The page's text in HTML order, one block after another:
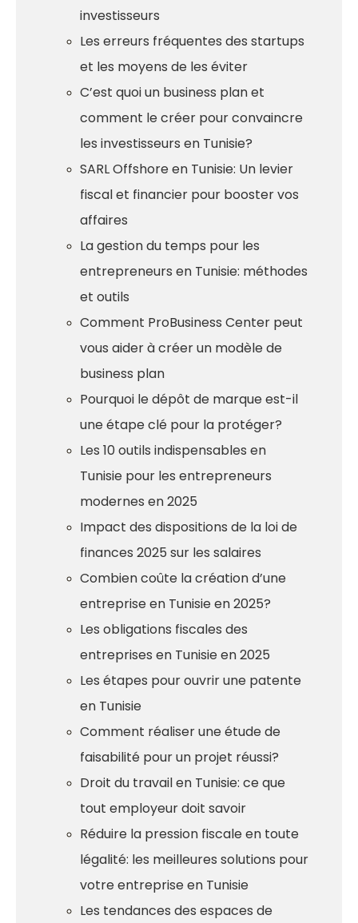
investisseurs
Les erreurs fréquentes des startups
et les moyens de les éviter
C’est quoi un business plan et
comment le créer pour convaincre
les investisseurs en Tunisie?
SARL Offshore en Tunisie: Un levier
fiscal et financier pour booster vos
affaires
La gestion du temps pour les
entrepreneurs en Tunisie: méthodes
et outils
Comment ProBusiness Center peut
vous aider à créer un modèle de
business plan
Pourquoi le dépôt de marque est-il
une étape clé pour la protéger?
Les 10 outils indispensables en
Tunisie pour les entrepreneurs
modernes en 2025
Impact des dispositions de la loi de
finances 2025 sur les salaires
Combien coûte la création d’une
entreprise en Tunisie en 2025?
Les obligations fiscales des
entreprises en Tunisie en 2025
Les étapes pour ouvrir une patente
en Tunisie
Comment réaliser une étude de
faisabilité pour un projet réussi?
Droit du travail en Tunisie: ce que
tout employeur doit savoir
Réduire la pression fiscale en toute
légalité: les meilleures solutions pour
votre entreprise en Tunisie
Les tendances des espaces de